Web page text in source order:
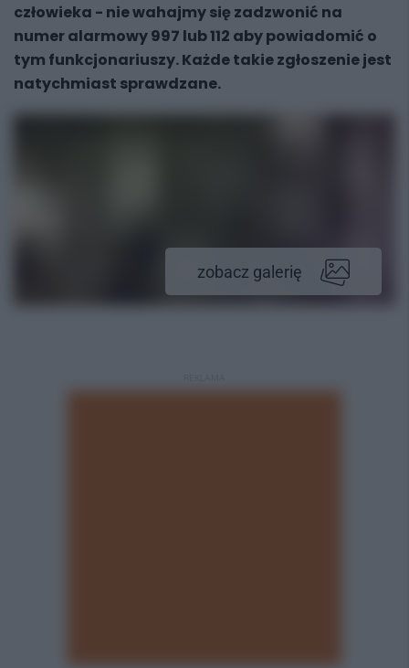
człowieka - nie wahajmy się zadzwonić na
numer alarmowy 997 lub 112 aby powiadomić o
tym funkcjonariuszy. Każde takie zgłoszenie jest
natychmiast sprawdzane.
zobacz galerię